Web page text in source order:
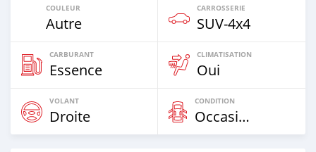
COULEUR
Autre
CARROSSERIE
SUV‒4x4
CARBURANT
Essence
CLIMATISATION
Oui
VOLANT
Droite
CONDITION
Occasion